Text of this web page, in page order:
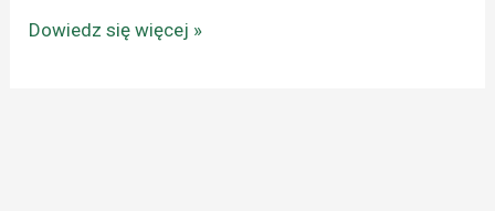
Dowiedz się więcej »